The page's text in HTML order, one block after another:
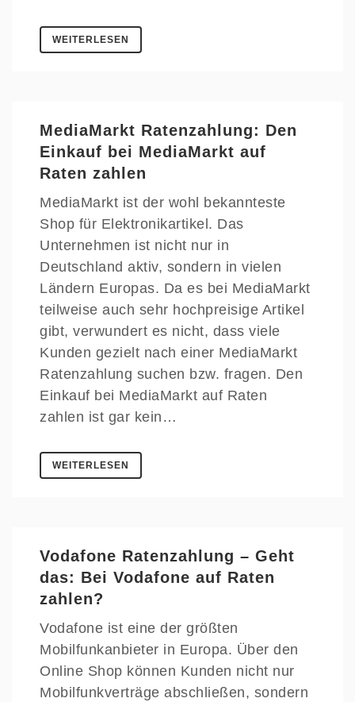
WEITERLESEN
MediaMarkt Ratenzahlung: Den
Einkauf bei MediaMarkt auf
Raten zahlen
MediaMarkt ist der wohl bekannteste
Shop für Elektronikartikel. Das
Unternehmen ist nicht nur in
Deutschland aktiv, sondern in vielen
Ländern Europas. Da es bei MediaMarkt
teilweise auch sehr hochpreisige Artikel
gibt, verwundert es nicht, dass viele
Kunden gezielt nach einer MediaMarkt
Ratenzahlung suchen bzw. fragen. Den
Einkauf bei MediaMarkt auf Raten
zahlen ist gar kein…
WEITERLESEN
Vodafone Ratenzahlung – Geht
das: Bei Vodafone auf Raten
zahlen?
Vodafone ist eine der größten
Mobilfunkanbieter in Europa. Über den
Online Shop können Kunden nicht nur
Mobilfunkverträge abschließen, sondern